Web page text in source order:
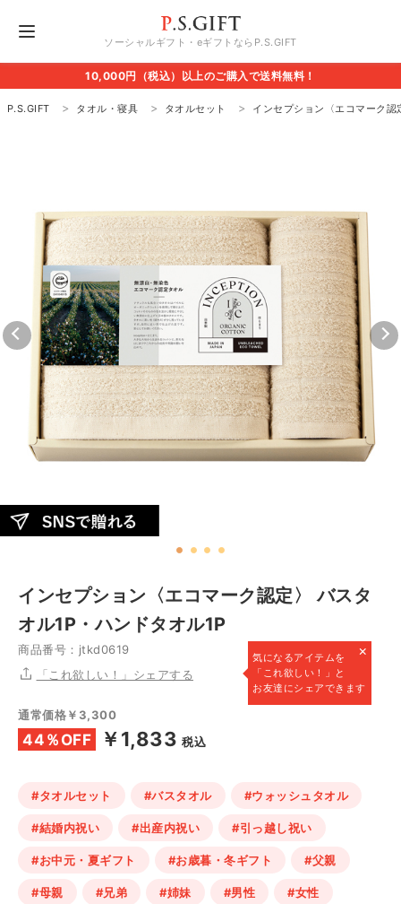
ソーシャルギフト・eギフトならP.S.GIFT
10,000円（税込）以上のご購入で送料無料！
P.S.GIFT タオル・寝具 タオルセット インセプション〈エコマーク
インセプション〈エコマーク認定〉 バスタ
オル1P・ハンドタオル1P
商品番号：jtkd0619 ×
気になるアイテムを
「これ欲しい！」と
お友達にシェアできます
「これ欲しい！」シェアする
通常価格￥3,300
44％OFF ￥1,833 税込
#タオルセット #バスタオル #ウォッシュタオル
#結婚内祝い #出産内祝い #引っ越し祝い
#お中元・夏ギフト #お歳暮・冬ギフト #父親
#母親 #兄弟 #姉妹 #男性 #女性